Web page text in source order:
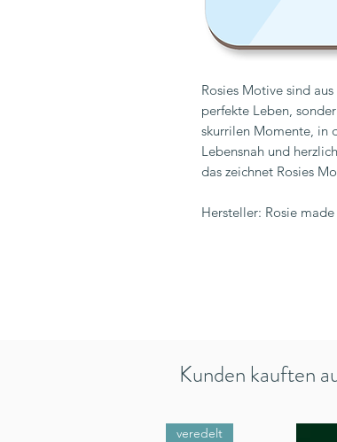
Rosies Motive sind
perfekte Leben,
skurrilen Momente, in
Lebensnah und
das zeichnet Rosies
Hersteller: Rosie
Kunden kauften
veredelt